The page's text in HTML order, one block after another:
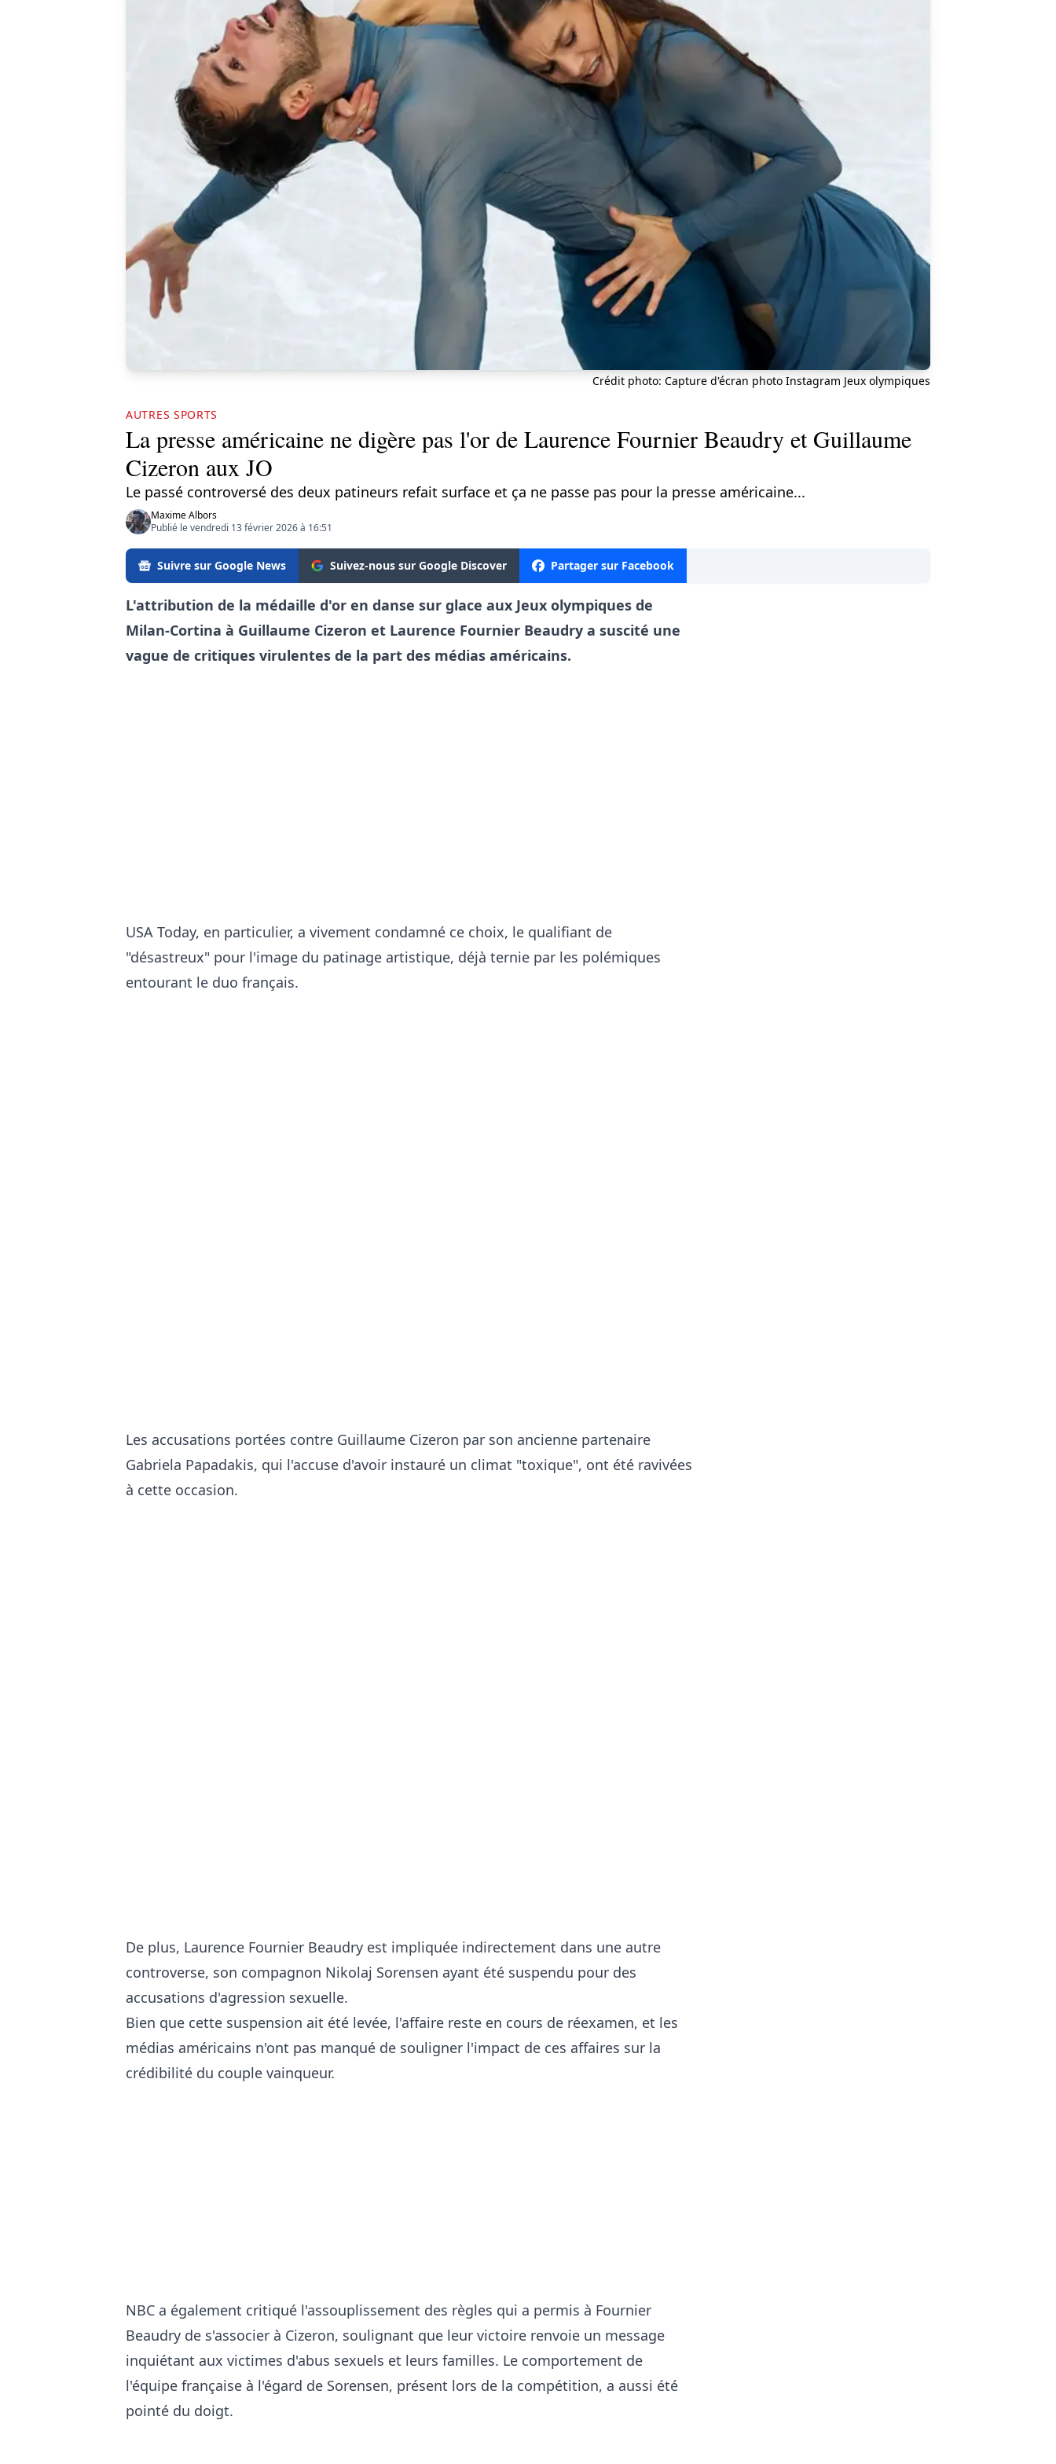
Crédit photo: Capture d'écran photo Instagram Jeux olympiques
AUTRES SPORTS
La presse américaine ne digère pas l'or de Laurence Fournier Beaudry et Guillaume
Cizeron aux JO
Le passé controversé des deux patineurs refait surface et ça ne passe pas pour la presse américaine...
Maxime Albors
Publié le vendredi 13 février 2026 à 16:51
Suivre sur Google News Suivez-nous sur Google Discover Partager sur Facebook
L'attribution de la médaille d'or en danse sur glace aux Jeux olympiques de
Milan-Cortina à Guillaume Cizeron et Laurence Fournier Beaudry a suscité une
vague de critiques virulentes de la part des médias américains.
USA Today, en particulier, a vivement condamné ce choix, le qualifiant de
"désastreux" pour l'image du patinage artistique, déjà ternie par les polémiques
entourant le duo français.
Les accusations portées contre Guillaume Cizeron par son ancienne partenaire
Gabriela Papadakis, qui l'accuse d'avoir instauré un climat "toxique", ont été ravivées
à cette occasion.
De plus, Laurence Fournier Beaudry est impliquée indirectement dans une autre
controverse, son compagnon Nikolaj Sorensen ayant été suspendu pour des
accusations d'agression sexuelle.
Bien que cette suspension ait été levée, l'affaire reste en cours de réexamen, et les
médias américains n'ont pas manqué de souligner l'impact de ces affaires sur la
crédibilité du couple vainqueur.
NBC a également critiqué l'assouplissement des règles qui a permis à Fournier
Beaudry de s'associer à Cizeron, soulignant que leur victoire renvoie un message
inquiétant aux victimes d'abus sexuels et leurs familles. Le comportement de
l'équipe française à l'égard de Sorensen, présent lors de la compétition, a aussi été
pointé du doigt.